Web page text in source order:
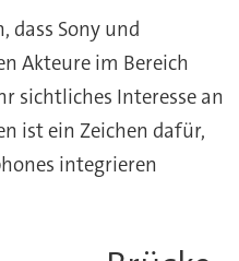
dass Sony und
Akteure im Bereich
sichtliches Interesse an
ist ein Zeichen dafür,
integrieren